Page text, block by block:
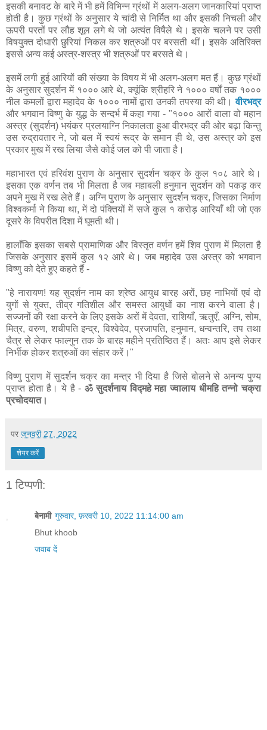
इसकी बनावट के बारे में भी हमें विभिन्न ग्रंथों में अलग-अलग जानकारियां प्राप्त
होती है। कुछ ग्रंथों के अनुसार ये चांदी से निर्मित था और इसकी निचली और
ऊपरी परतों पर लौह शूल लगे थे जो अत्यंत विषैले थे। इसके चलने पर उसी
विषयुक्त दोधारी छुरियां निकल कर शत्रुओं पर बरसती थीं। इसके अतिरिक्त
इससे अन्य कई अस्त्र-शस्त्र भी शत्रुओं पर बरसते थे।
इसमें लगी हुई आरियों की संख्या के विषय में भी अलग-अलग मत हैं। कुछ ग्रंथों
के अनुसार सुदर्शन में १००० आरे थे, क्यूंकि श्रीहरि ने १००० वर्षों तक १०००
नील कमलों द्वारा महादेव के १००० नामों द्वारा उनकी तपस्या की थी।वीरभद्र
और भगवान विष्णु के युद्ध के सन्दर्भ में कहा गया - "१००० आरों वाला वो महान
अस्त्र (सुदर्शन) भयंकर प्रलयाग्नि निकालता हुआ वीरभद्र की ओर बढ़ा किन्तु
उस रुद्रावतार ने, जो बल में स्वयं रूद्र के समान ही थे, उस अस्त्र को इस
प्रकार मुख में रख लिया जैसे कोई जल को पी जाता है।
महाभारत एवं हरिवंश पुराण के अनुसार सुदर्शन चक्र के कुल १०८ आरे थे।
इसका एक वर्णन तब भी मिलता है जब महाबली हनुमान सुदर्शन को पकड़ कर
अपने मुख में रख लेते हैं। अग्नि पुराण के अनुसार सुदर्शन चक्र, जिसका निर्माण
विश्वकर्मा ने किया था, में दो पंक्तियों में सजे कुल १ करोड़ आरियाँ थी जो एक
दूसरे के विपरीत दिशा में घूमती थी।
हालाँकि इसका सबसे प्रामाणिक और विस्तृत वर्णन हमें शिव पुराण में मिलता है
जिसके अनुसार इसमें कुल १२ आरे थे। जब महादेव उस अस्त्र को भगवान
विष्णु को देते हुए कहते हैं -
"हे नारायण! यह सुदर्शन नाम का श्रेष्ठ आयुध बारह अरों, छह नाभियों एवं दो
युगों से युक्त, तीव्र गतिशील और समस्त आयुधों का नाश करने वाला है।
सज्जनों की रक्षा करने के लिए इसके अरों में देवता, राशियाँ, ऋतुएँ, अग्नि, सोम,
मित्र, वरुण, शचीपति इन्द्र, विश्वेदेव, प्रजापति, हनुमान, धन्वन्तरि, तप तथा
चैत्र से लेकर फाल्गुन तक के बारह महीने प्रतिष्ठित हैं। अतः आप इसे लेकर
निर्भीक होकर शत्रुओं का संहार करें।"
विष्णु पुराण में सुदर्शन चक्र का मन्त्र भी दिया है जिसे बोलने से अनन्य पुण्य
प्राप्त होता है। ये है -ॐ सुदर्शनाय विद्महे महा ज्वालाय धीमहि तन्नो चक्रा
प्रचोदयात।
पर जनवरी 27, 2022
शेयर करें
1 टिप्पणी:
बेनामी गुरुवार, फ़रवरी 10, 2022 11:14:00 am
Bhut khoob
जवाब दें